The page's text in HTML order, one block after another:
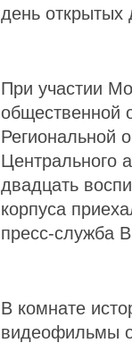
день открытых
При участии
общественной
Региональной
Центрального
двадцать
корпуса
пресс-служба
В комнате
видеофильмы